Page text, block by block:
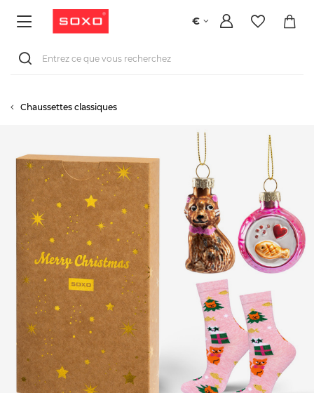
€
Chaussettes classiques